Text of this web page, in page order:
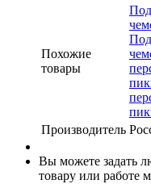
Похожие
товары
Производитель
Вы можете задать
товару или работе